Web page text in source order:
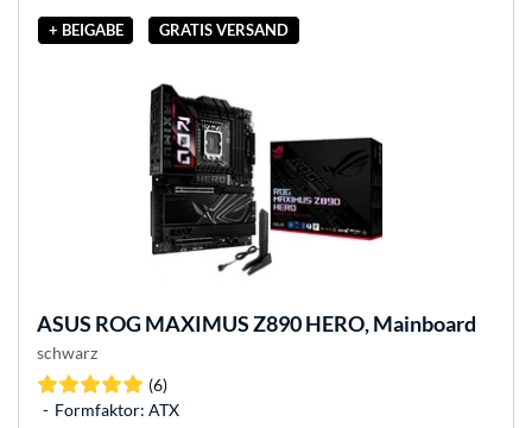
+ BEIGABE GRATIS VERSAND
ASUS ROG MAXIMUS Z890 HERO, Mainboard
schwarz
(6)
Formfaktor: ATX